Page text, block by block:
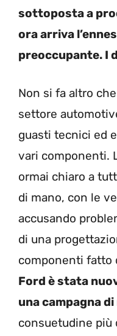
sottoposta a
ora arriva
preoccupante. I
Non si fa altro
settore
guasti tecnici ed
vari componenti.
ormai chiaro a
di mano, con le
accusando
di una
componenti fatto
Ford è stata
una campagna
consuetudine più